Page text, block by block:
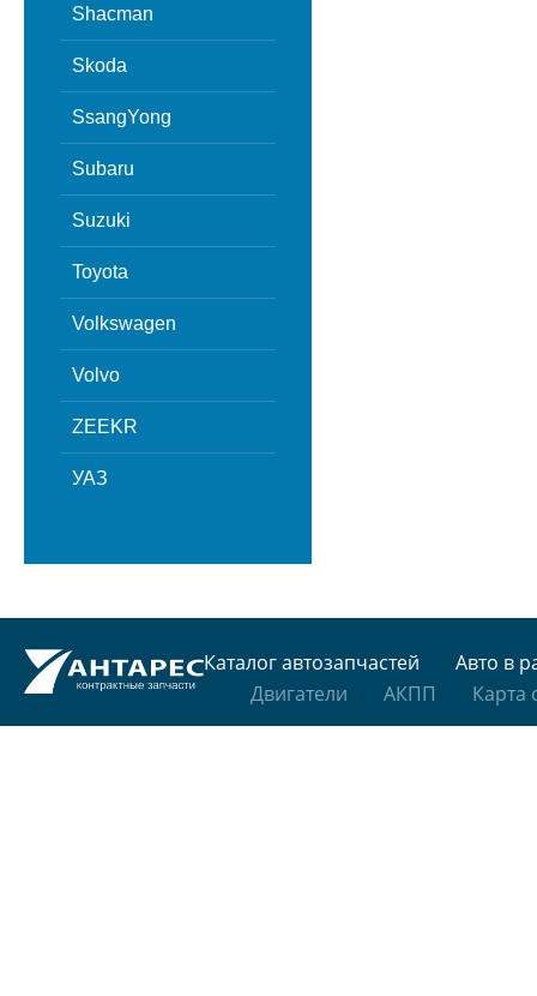
Shacman
Skoda
SsangYong
Subaru
Suzuki
Toyota
Volkswagen
Volvo
ZEEKR
УАЗ
Каталог автозапчастей
Авто в
Двигатели
АКПП Карта